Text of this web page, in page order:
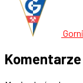
Komentarze